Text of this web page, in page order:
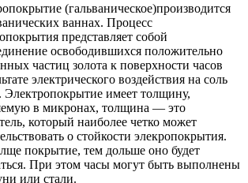
(гальваническое)производится
ваннах. Процесс
представляет собой
освободившихся положительно
частиц золота к поверхности часов
электрического воздействия на соль
Электропокрытие имеет толщину,
в микронах, толщина — это
который наиболее четко может
о стойкости элекропокрытия.
покрытие, тем дольше оно будет
При этом часы могут быть выполнены
или стали.